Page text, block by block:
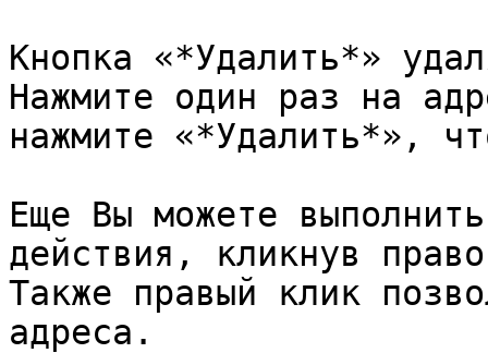
Кнопка «*Удалить*»
Нажмите один раз на
нажмите «*Удалить*»,
Еще Вы можете
действия, кликнув
Также правый клик
адреса.